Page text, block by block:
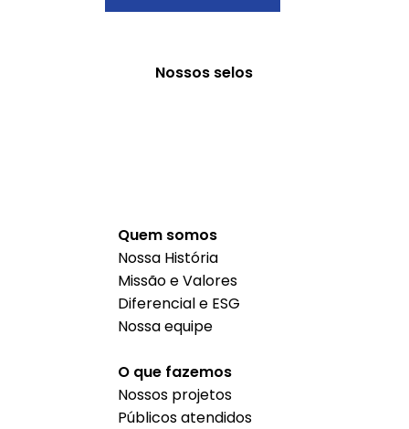
Quem somos
Nossa História
Missão e Valores
Diferencial e ESG
Nossa equipe
O que fazemos
Nossos projetos
Públicos atendidos
Nossos selos